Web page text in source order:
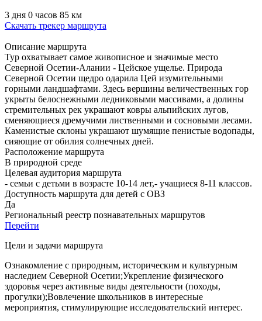
3 дня 0 часов 85 км
Скачать трекер маршрута
Описание маршрута
Тур охватывает самое живописное и значимые место
Северной Осетии-Алании - Цейское ущелье. Природа
Северной Осетии щедро одарила Цей изумительными
горными ландшафтами. Здесь вершины величественных гор
укрыты белоснежными ледниковыми массивами, а долины
стремительных рек украшают ковры альпийских лугов,
сменяющиеся дремучими лиственными и сосновыми лесами.
Каменистые склоны украшают шумящие пенистые водопады,
сияющие от обилия солнечных дней.
Расположение маршрута
В природной среде
Целевая аудитория маршрута
- семьи с детьми в возрасте 10-14 лет,- учащиеся 8-11 классов.
Доступность маршрута для детей с ОВЗ
Да
Региональный реестр познавательных маршрутов
Перейти
Цели и задачи маршрута
Ознакомление с природным, историческим и культурным
наследием Северной Осетии;Укрепление физического
здоровья через активные виды деятельности (походы,
прогулки);Вовлечение школьников в интересные
мероприятия, стимулирующие исследовательский интерес.